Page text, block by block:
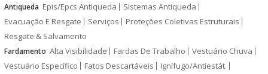
Antiqueda Epis/Epcs Antiqueda
Sistemas Antiqueda
Evacuação E Resgate
Serviços
Proteções Coletivas Estruturais
Resgate & Salvamento
Fardamento Alta Visibilidade Fardas De Trabalho
Vestuário Chuva
Vestuário Específico
Fatos Descartáveis
Ignífugo/Antiestát.